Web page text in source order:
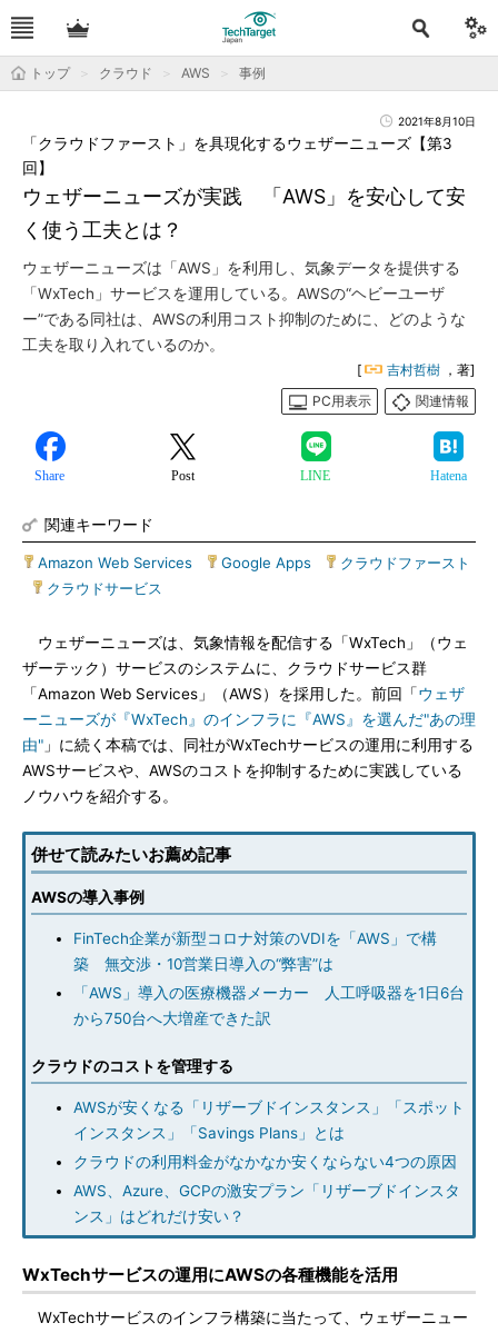
トップ クラウド AWS 事例
2021年8月10日
ウェザーニューズが実践 「AWS」を安心して安
く使う工夫とは？
「クラウドファースト」を具現化するウェザーニューズ【第3
回】
ウェザーニューズは「AWS」を利用し、気象データを提供する
「WxTech」サービスを運用している。AWSの“ヘビーユーザ
ー”である同社は、AWSの利用コスト抑制のために、どのような
工夫を取り入れているのか。
[ 吉村哲樹 ，著]
PC用表示
関連情報
Share Post LINE Hatena
関連キーワード
Amazon Web Services Google Apps
クラウドファースト
クラウドサービス
ウェザーニューズは、気象情報を配信する「WxTech」（ウェ
ザーテック）サービスのシステムに、クラウドサービス群
「Amazon Web Services」（AWS）を採用した。前回「ウェザ
ーニューズが『WxTech』のインフラに『AWS』を選んだ"あの理
由" 」に続く本稿では、同社がWxTechサービスの運用に利用する
AWSサービスや、AWSのコストを抑制するために実践している
ノウハウを紹介する。
併せて読みたいお薦め記事
AWSの導入事例
FinTech企業が新型コロナ対策のVDIを「AWS」で構
築 無交渉・10営業日導入の“弊害”は
「AWS」導入の医療機器メーカー 人工呼吸器を1日6台
から750台へ大増産できた訳
クラウドのコストを管理する
AWSが安くなる「リザーブドインスタンス」「スポット
インスタンス」「Savings Plans」とは
クラウドの利用料金がなかなか安くならない4つの原因
AWS、Azure、GCPの激安プラン「リザーブドインスタ
ンス」はどれだけ安い？
WxTechサービスの運用にAWSの各種機能を活用
WxTechサービスのインフラ構築に当たって、ウェザーニュー